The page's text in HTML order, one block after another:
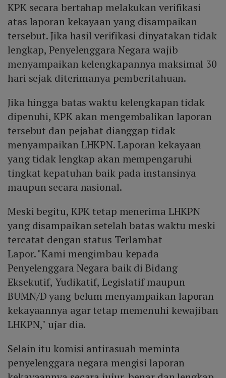
KPK secara bertahap melakukan verifikasi
atas laporan kekayaan yang disampaikan
tersebut. Jika hasil verifikasi dinyatakan tidak
lengkap, Penyelenggara Negara wajib
menyampaikan kelengkapannya maksimal 30
hari sejak diterimanya pemberitahuan.
Jika hingga batas waktu kelengkapan tidak
dipenuhi, KPK akan mengembalikan laporan
tersebut dan pejabat dianggap tidak
menyampaikan LHKPN. Laporan kekayaan
yang tidak lengkap akan mempengaruhi
tingkat kepatuhan baik pada instansinya
maupun secara nasional.
Meski begitu, KPK tetap menerima LHKPN
yang disampaikan setelah batas waktu meski
tercatat dengan status Terlambat
Lapor. "Kami mengimbau kepada
Penyelenggara Negara baik di Bidang
Eksekutif, Yudikatif, Legislatif maupun
BUMN/D yang belum menyampaikan laporan
kekayaannya agar tetap memenuhi kewajiban
LHKPN," ujar dia.
Selain itu komisi antirasuah meminta
penyelenggara negara mengisi laporan